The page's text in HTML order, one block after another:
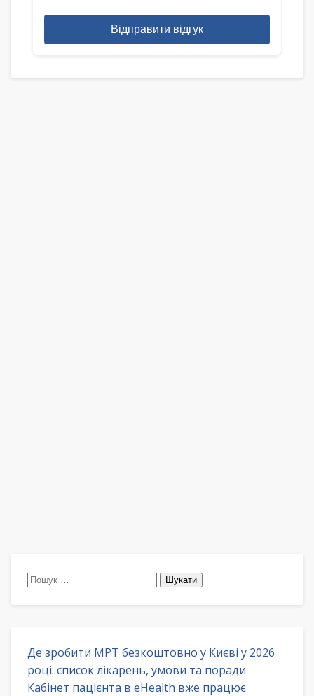
Відправити відгук
Пошук:
Де зробити МРТ безкоштовно у Києві у 2026
році: список лікарень, умови та поради
Кабінет пацієнта в eHealth вже працює